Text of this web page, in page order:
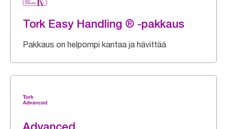
Tork Easy Handling ® -pakkaus
Pakkaus on helpompi kantaa ja hävittää